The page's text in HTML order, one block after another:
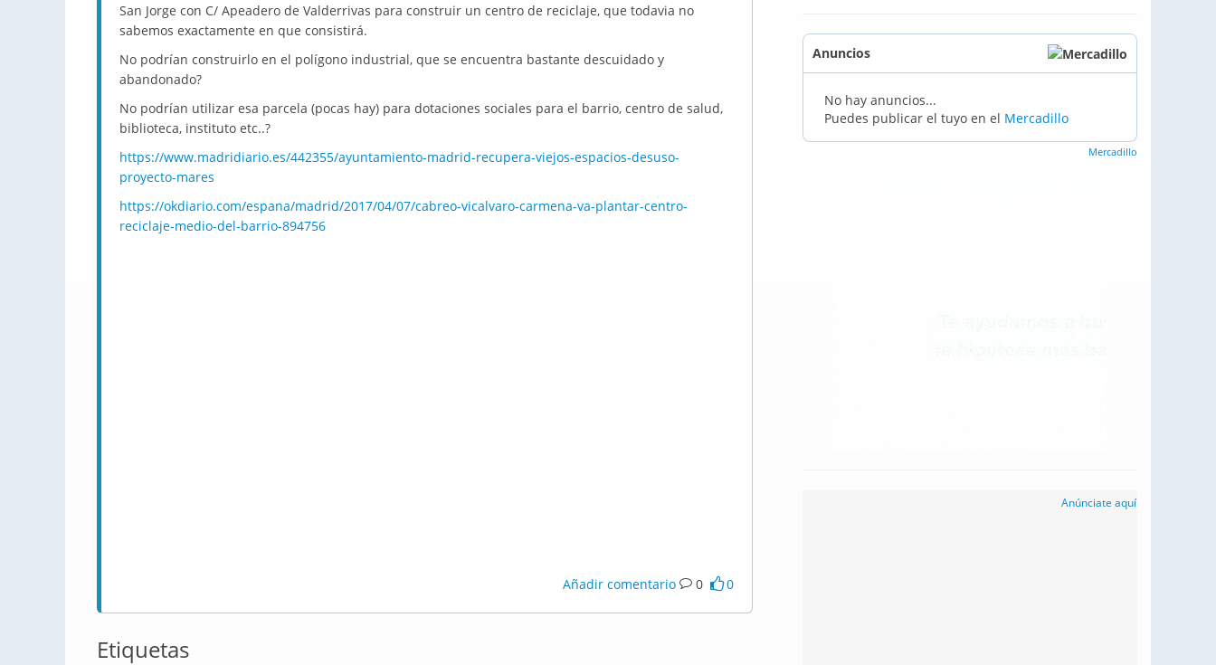
San Jorge con C/ Apeadero de Valderrivas para construir un centro de reciclaje, que todavia no
sabemos exactamente en que consistirá.
No podrían construirlo en el polígono industrial, que se encuentra bastante descuidado y
abandonado?
No podrían utilizar esa parcela (pocas hay) para dotaciones sociales para el barrio, centro de salud,
biblioteca, instituto etc..?
https://www.madridiario.es/442355/ayuntamiento-madrid-recupera-viejos-espacios-desuso-
proyecto-mares
https://okdiario.com/espana/madrid/2017/04/07/cabreo-vicalvaro-carmena-va-plantar-centro-
reciclaje-medio-del-barrio-894756
Añadir comentario 0 0
Etiquetas
Anuncios
No hay anuncios...
Puedes publicar el tuyo en el Mercadillo
Mercadillo
Anúnciate aquí